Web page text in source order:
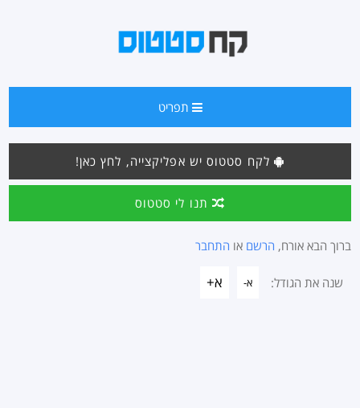
תפריט
לקח סטטוס יש אפליקצייה, לחץ כאן!
תנו לי סטטוס
ברוך הבא אורח, הרשם או התחבר
שנה את הגודל: א- א+